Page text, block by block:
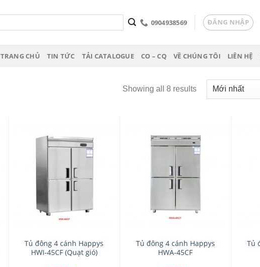
0904938569 ĐĂNG NHẬP
TRANG CHỦ TIN TỨC TẢI CATALOGUE CO – CQ VỀ CHÚNG TÔI LIÊN HỆ
Showing all 8 results
Tủ đông 4 cánh Happys
HWI-45CF (Quạt gió)
Tủ đông 4 cánh Happys
HWA-45CF
Tủ